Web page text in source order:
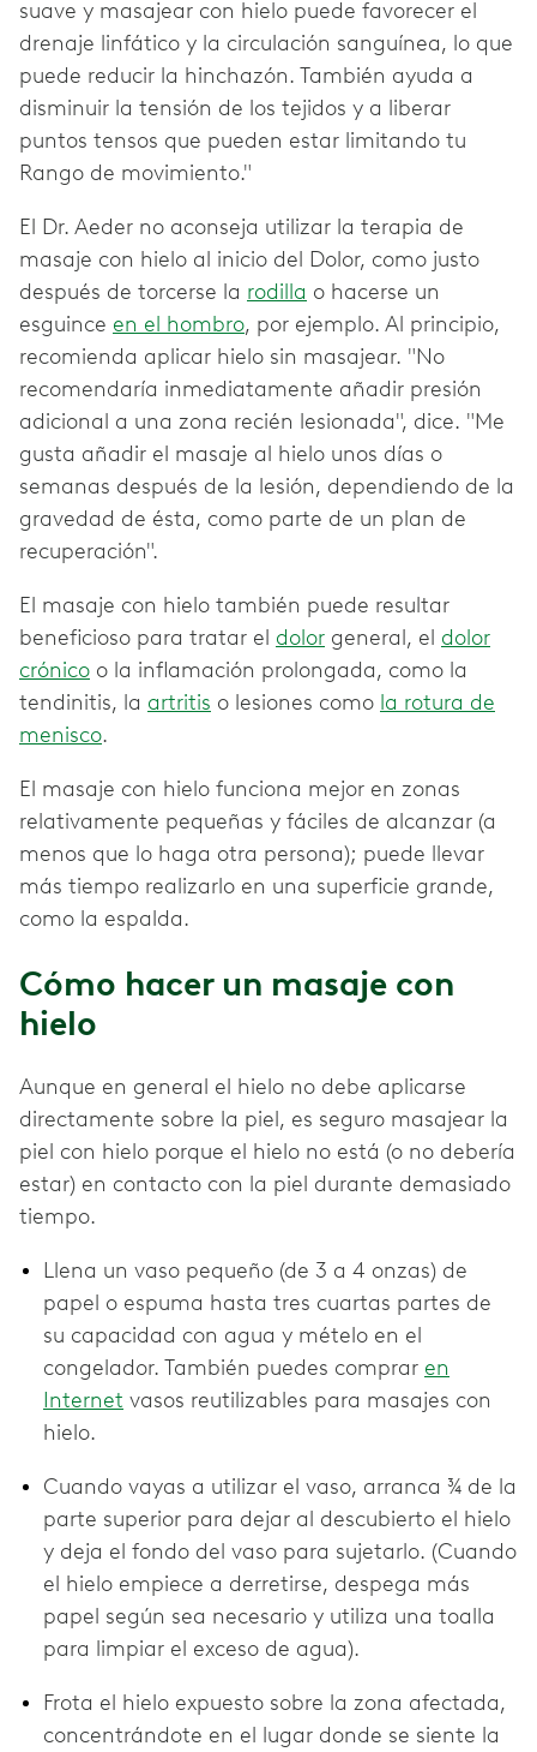
suave y masajear con hielo puede favorecer el
drenaje linfático y la circulación sanguínea, lo que
puede reducir la hinchazón. También ayuda a
disminuir la tensión de los tejidos y a liberar
puntos tensos que pueden estar limitando tu
Rango de movimiento."
El Dr. Aeder no aconseja utilizar la terapia de
masaje con hielo al inicio del Dolor, como justo
después de torcerse la rodilla o hacerse un
esguince en el hombro, por ejemplo. Al principio,
recomienda aplicar hielo sin masajear. "No
recomendaría inmediatamente añadir presión
adicional a una zona recién lesionada", dice. "Me
gusta añadir el masaje al hielo unos días o
semanas después de la lesión, dependiendo de la
gravedad de ésta, como parte de un plan de
recuperación".
El masaje con hielo también puede resultar
beneficioso para tratar el dolor general, el dolor
crónico o la inflamación prolongada, como la
tendinitis, la artritis o lesiones como la rotura de
menisco.
El masaje con hielo funciona mejor en zonas
relativamente pequeñas y fáciles de alcanzar (a
menos que lo haga otra persona); puede llevar
más tiempo realizarlo en una superficie grande,
como la espalda.
Cómo hacer un masaje con
hielo
Aunque en general el hielo no debe aplicarse
directamente sobre la piel, es seguro masajear la
piel con hielo porque el hielo no está (o no debería
estar) en contacto con la piel durante demasiado
tiempo.
Llena un vaso pequeño (de 3 a 4 onzas) de
papel o espuma hasta tres cuartas partes de
su capacidad con agua y mételo en el
congelador. También puedes comprar en
Internet vasos reutilizables para masajes con
hielo.
Cuando vayas a utilizar el vaso, arranca ¾ de la
parte superior para dejar al descubierto el hielo
y deja el fondo del vaso para sujetarlo. (Cuando
el hielo empiece a derretirse, despega más
papel según sea necesario y utiliza una toalla
para limpiar el exceso de agua).
Frota el hielo expuesto sobre la zona afectada,
concentrándote en el lugar donde se siente la